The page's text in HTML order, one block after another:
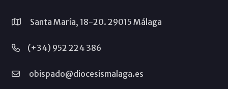
Santa María, 18-20. 29015 Málaga
(+34) 952 224 386
obispado@diocesismalaga.es